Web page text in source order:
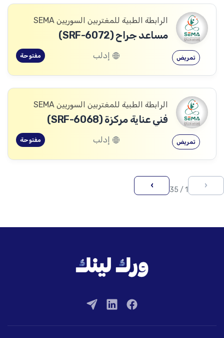
الرابطة الطبية للمغتربين السوريين SEMA
مساعد جراح (SRF-6072)
تمريض إدلب مفتوحة
الرابطة الطبية للمغتربين السوريين SEMA
فني عناية مركزة (SRF-6068)
تمريض إدلب مفتوحة
‹
1 / 35
›